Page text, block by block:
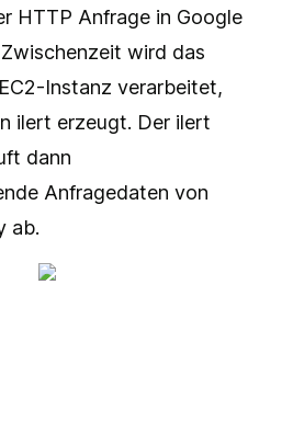
HTTP Anfrage in Google
wird das
Instanz verarbeitet,
ilert erzeugt. Der ilert
dann
Anfragedaten von
ab.